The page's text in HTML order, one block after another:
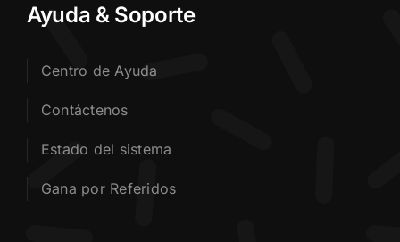
Ayuda & Soporte
Centro de Ayuda
Contáctenos
Estado del sistema
Gana por Referidos